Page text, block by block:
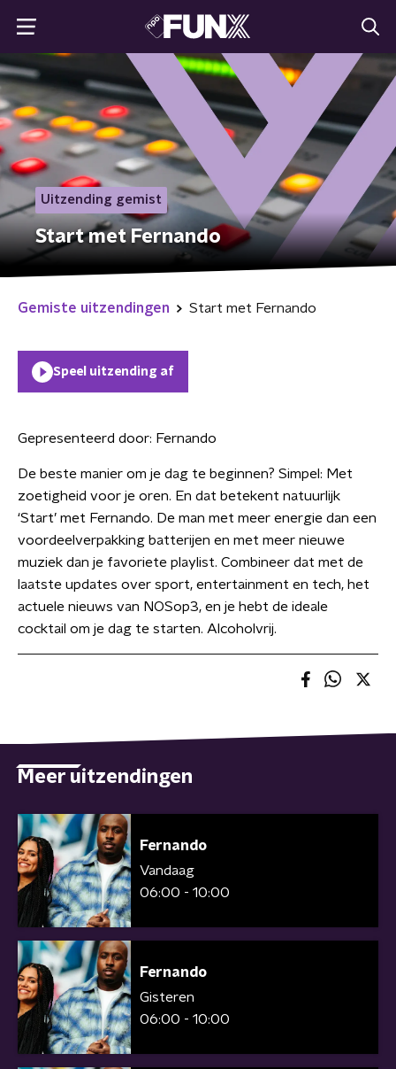
Uitzending gemist
Start met Fernando
Gemiste uitzendingen Start met Fernando
Speel uitzending af
Gepresenteerd door: Fernando
De beste manier om je dag te beginnen? Simpel: Met
zoetigheid voor je oren. En dat betekent natuurlijk
‘Start’ met Fernando. De man met meer energie dan een
voordeelverpakking batterijen en met meer nieuwe
muziek dan je favoriete playlist. Combineer dat met de
laatste updates over sport, entertainment en tech, het
actuele nieuws van NOSop3, en je hebt de ideale
cocktail om je dag te starten. Alcoholvrij.
Meer uitzendingen
Fernando
Vandaag
06:00 - 10:00
Fernando
Gisteren
06:00 - 10:00